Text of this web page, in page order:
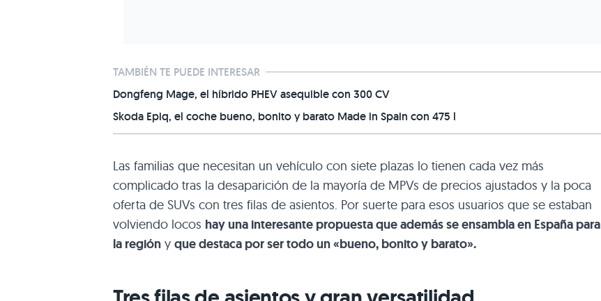
TAMBIÉN TE PUEDE INTERESAR
Dongfeng Mage, el híbrido PHEV asequible con 300 CV
Skoda Epiq, el coche bueno, bonito y barato Made in Spain con 475 l
Las familias que necesitan un vehículo con siete plazas lo tienen cada vez más
complicado tras la desaparición de la mayoría de MPVs de precios ajustados y la poca
oferta de SUVs con tres filas de asientos. Por suerte para esos usuarios que se estaban
volviendo locos hay una interesante propuesta que además se ensambla en España para
la región y que destaca por ser todo un «bueno, bonito y barato».